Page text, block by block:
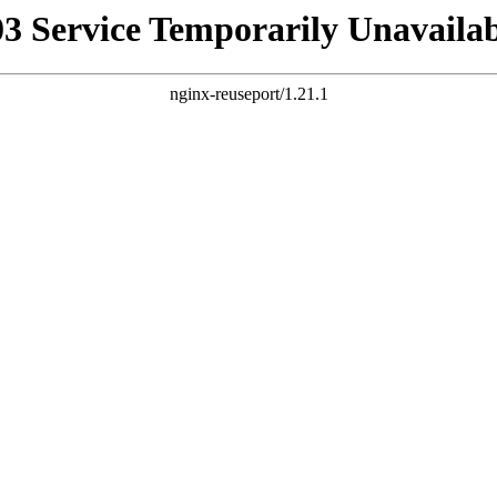
Service Temporarily
nginx-reuseport/1.21.1